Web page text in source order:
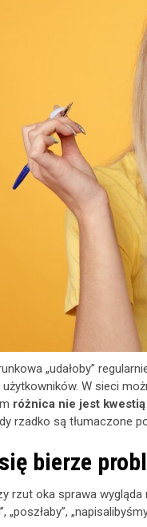
„udałoby”
W sieci
różnica nie jest
rzadko są tłumaczone
bierze
rzut oka sprawa wygląda
„poszłaby”,